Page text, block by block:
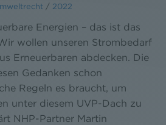
/ 2022
Energien – das ist das
wollen unseren Strombedarf
Erneuerbaren abdecken. Die
Gedanken schon
Regeln es braucht, um
unter diesem UVP-Dach zu
NHP-Partner Martin